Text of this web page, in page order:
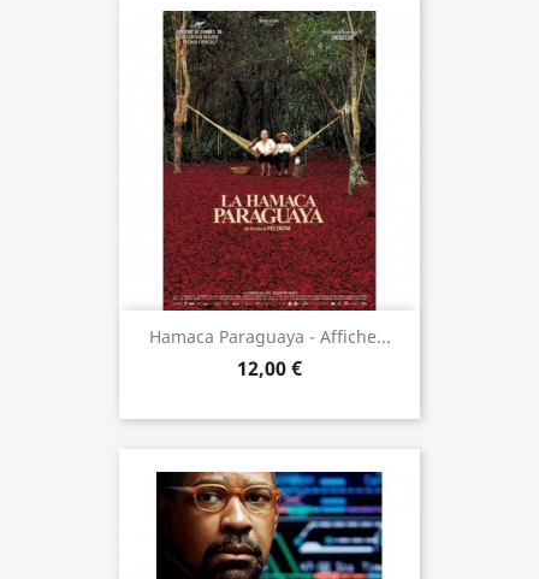
Hamaca Paraguaya - Affiche...
12,00 €